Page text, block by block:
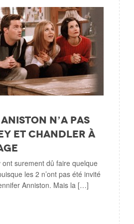
n’a pas
et Chandler à
surement dû faire quelque
les 2 n’ont pas été invité
Anniston. Mais la […]
11 AOÛT
Une
chose
une
bien